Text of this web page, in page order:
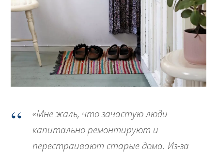
«Мне жаль, что зачастую люди
капитально ремонтируют и
перестраивают старые дома. Из-за